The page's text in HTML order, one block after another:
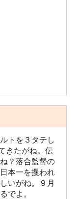
トを３タテし
きたがね。伝
？落合監督の
本一を攫われ
いがね。９月
でよ。